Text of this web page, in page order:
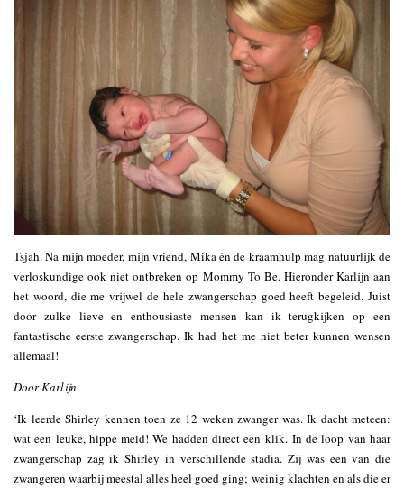
Tsjah. Na mijn moeder, mijn vriend, Mika én de kraamhulp mag natuurlijk de
verloskundige ook niet ontbreken op Mommy To Be. Hieronder Karlijn aan
het woord, die me vrijwel de hele zwangerschap goed heeft begeleid. Juist
door zulke lieve en enthousiaste mensen kan ik terugkijken op een
fantastische eerste zwangerschap. Ik had het me niet beter kunnen wensen
allemaal!
Door Karlijn.
‘Ik leerde Shirley kennen toen ze 12 weken zwanger was. Ik dacht meteen:
wat een leuke, hippe meid! We hadden direct een klik. In de loop van haar
zwangerschap zag ik Shirley in verschillende stadia. Zij was een van die
zwangeren waarbij meestal alles heel goed ging; weinig klachten en als die er